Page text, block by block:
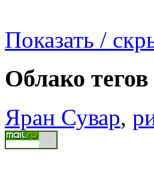
Показать /
Облако тегов
Яран Сувар,